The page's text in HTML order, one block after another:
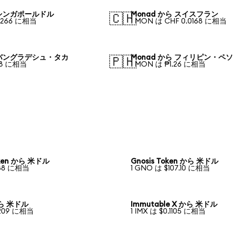
ガポールドル
に相当
🇨🇭Monad から スイスフラン
1 MON は CHF 0.0168 に相当
グラデシュ・タカ
に相当
🇵🇭Monad から フィリピン・ペソ
1 MON は ₱1.26 に相当
から 米ドル
に相当
Gnosis Token から 米ドル
1 GNO は $107.10 に相当
米ドル
に相当
Immutable X から 米ドル
1 IMX は $0.1105 に相当